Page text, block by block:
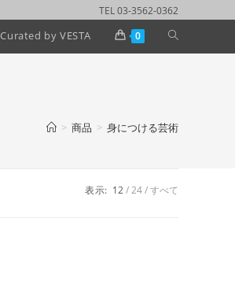
TEL 03-3562-0362
Curated by VESTA 0
> 商品 > 身につける芸術
表示: 12 24 すべて